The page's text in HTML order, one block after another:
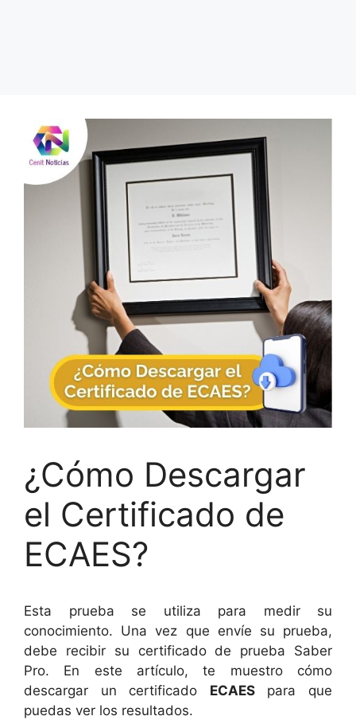
¿Cómo Descargar
el Certificado de
ECAES?
Esta prueba se utiliza para medir su
conocimiento. Una vez que envíe su prueba,
debe recibir su certificado de prueba Saber
Pro. En este artículo, te muestro cómo
descargar un certificado ECAESpara que
puedas ver los resultados.